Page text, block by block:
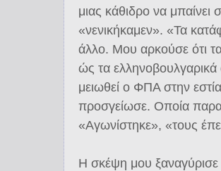
μιας κάθιδρο να
«νενικήκαμεν». «Τα
άλλο. Μου αρκούσε ότι
ώς τα ελληνοβουλγαρικά
μειωθεί ο ΦΠΑ στην
προσγείωσε. Οποία
«Αγωνίστηκε», «τους
Η σκέψη μου ξαναγύρισε